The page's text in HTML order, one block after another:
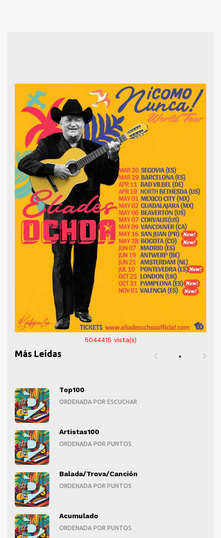
5044415 vista(s)
Más Leídas
Top100
ORDENADA POR ESCUCHAR
Artistas100
ORDENADA POR PUNTOS
Balada/Trova/Canción
ORDENADA POR PUNTOS
Acumulado
ORDENADA POR PUNTOS